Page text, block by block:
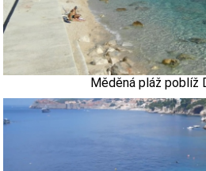
Měděná pláž poblíž